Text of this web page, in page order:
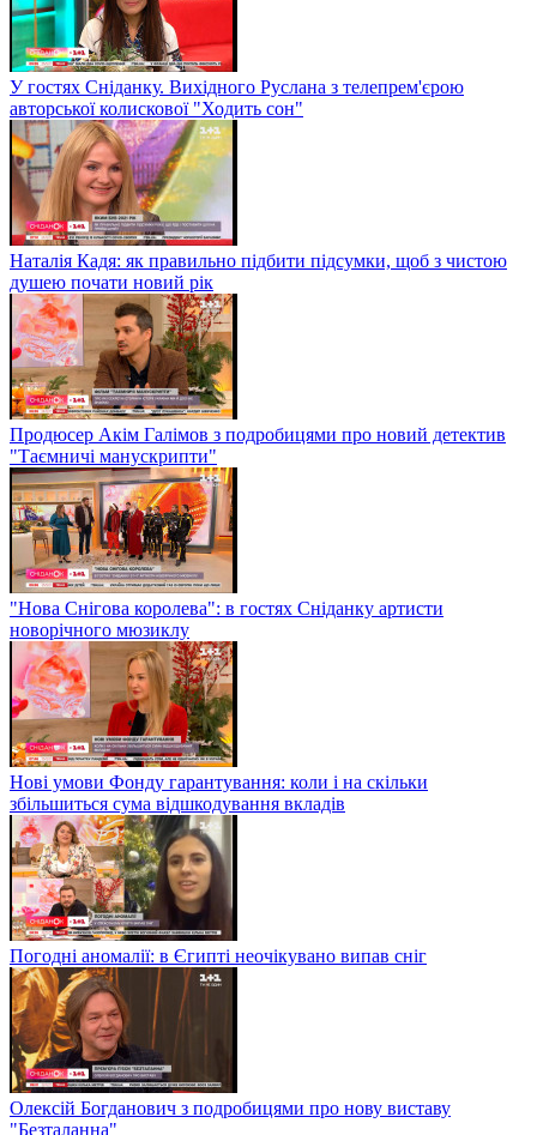
У гостях Сніданку. Вихідного Руслана з телепрем'єрою
авторської колискової "Ходить сон"
Наталія Кадя: як правильно підбити підсумки, щоб з чистою
душею почати новий рік
Продюсер Акім Галімов з подробицями про новий детектив
"Таємничі манускрипти"
"Нова Снігова королева": в гостях Сніданку артисти
новорічного мюзиклу
Нові умови Фонду гарантування: коли і на скільки
збільшиться сума відшкодування вкладів
Погодні аномалії: в Єгипті неочікувано випав сніг
Олексій Богданович з подробицями про нову виставу
"Безталанна"